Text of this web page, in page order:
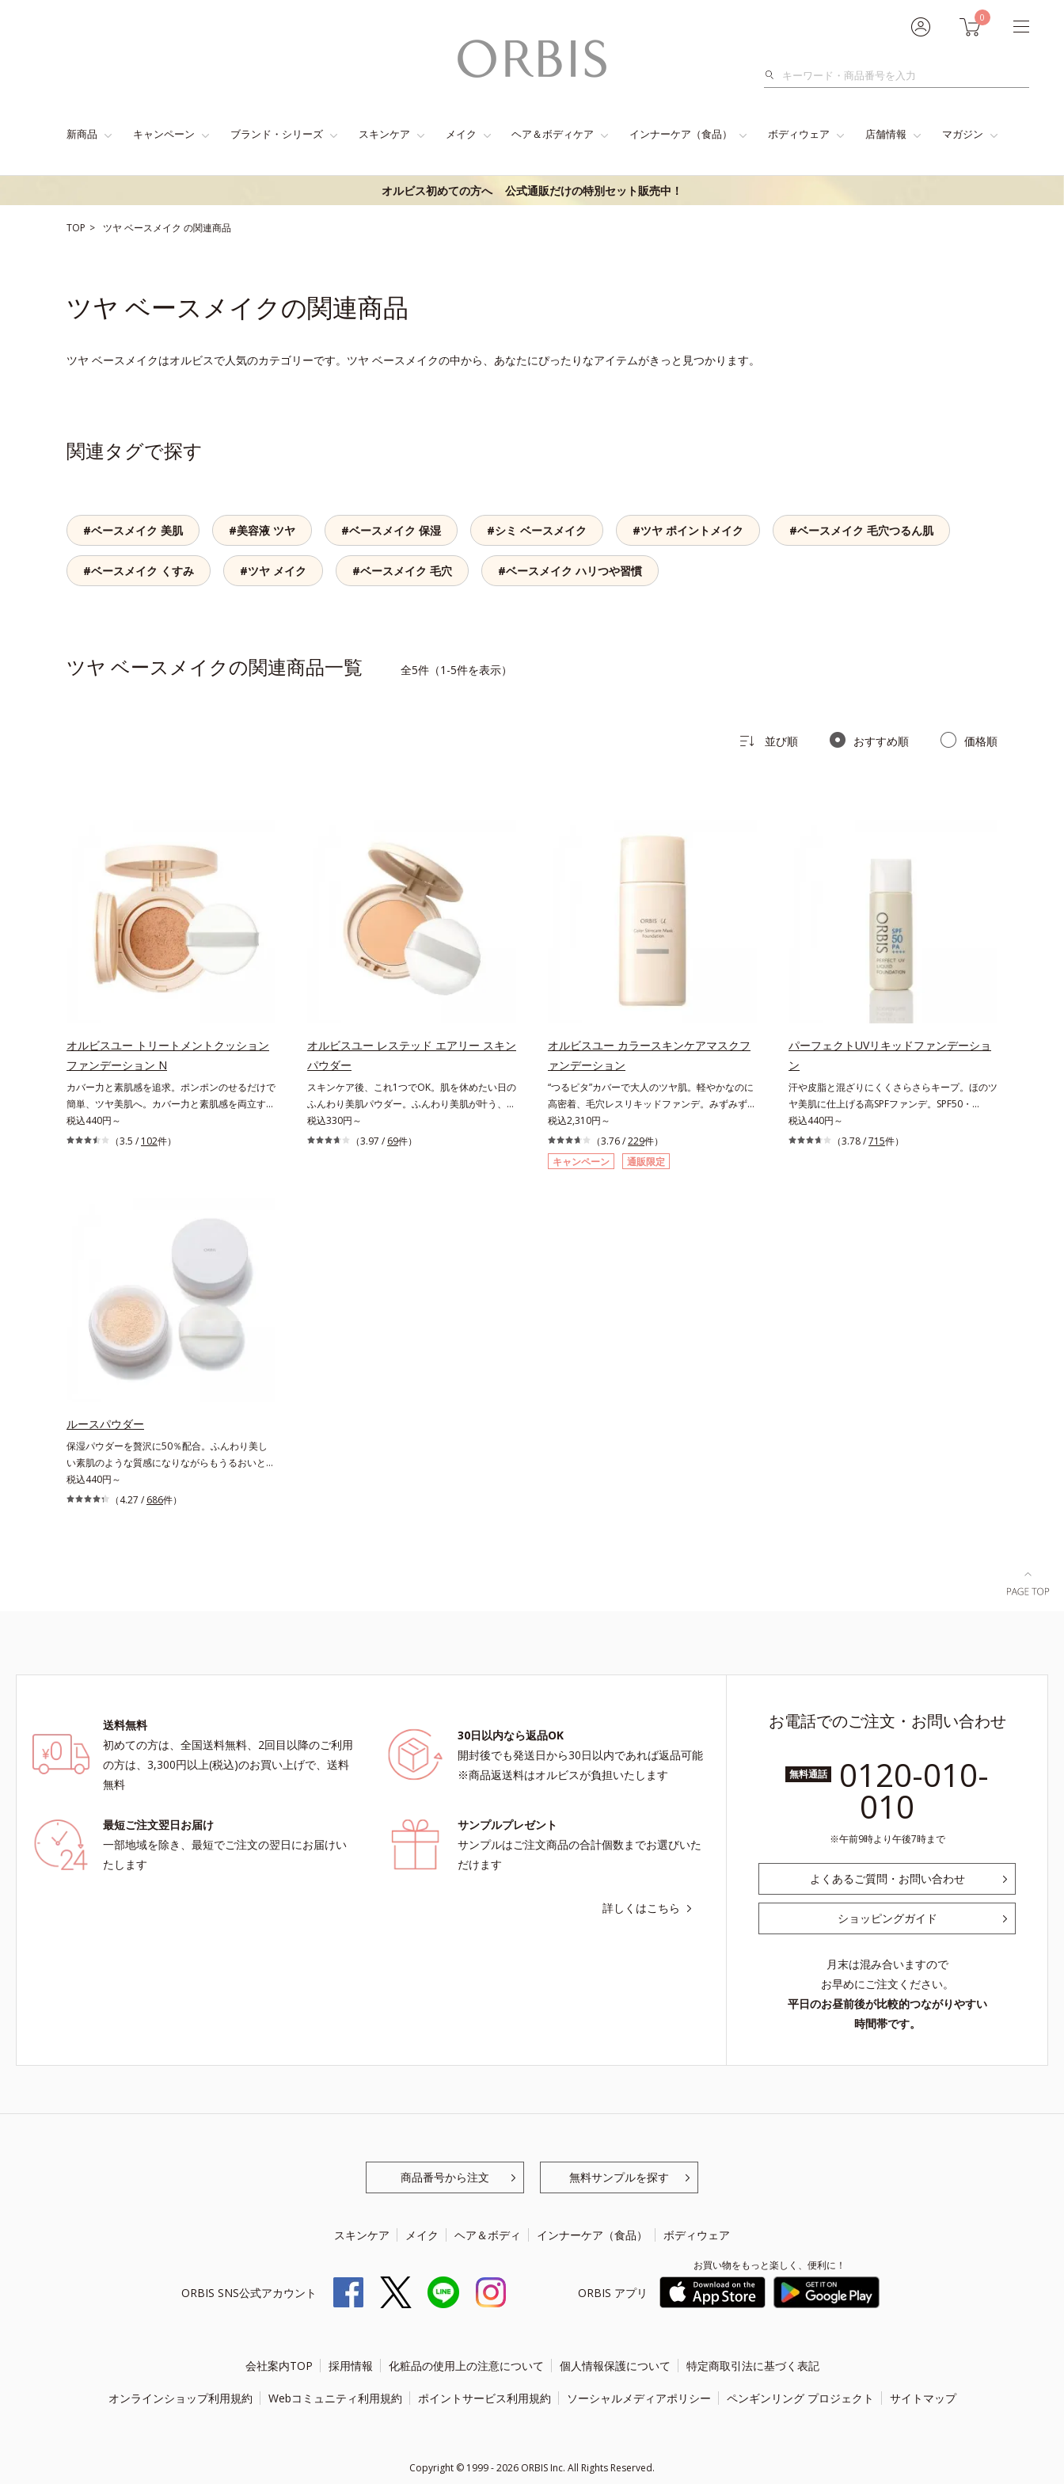
0
検
新商品 キャンペーン ブランド・シリーズ スキンケア メイク ヘア＆ボディケア インナーケア（食品） ボディウェア 店舗情報 マガジン
オルビス初めての方へ 公式通販だけの特別セット販売中！
TOP ツヤ ベースメイク の関連商品
ツヤ ベースメイクの関連商品
ツヤ ベースメイクはオルビスで人気のカテゴリーです。ツヤ ベースメイクの中から、あなたにぴったりなアイテムがきっと見つかります。
関連タグで探す
#ベースメイク 美肌 #美容液 ツヤ #ベースメイク 保湿 #シミ ベースメイク #ツヤ ポイントメイク #ベースメイク 毛穴つるん肌
#ベースメイク くすみ #ツヤ メイク #ベースメイク 毛穴 #ベースメイク ハリつや習慣
ツヤ ベースメイクの関連商品一覧 全5件（1-5件を表示）
並び順 おすすめ順 価格順
オルビスユー トリートメントクッション
ファンデーション N
カバー力と素肌感を追求。ポンポンのせるだけで
簡単、ツヤ美肌へ。カバー力と素肌感を両立す
る、簡単ツヤ美肌クッションファンデーションで
す。多方向へ光を拡散し、高いソフトフォーカス
凸、色ムラなどの大人の肌悩みをポンポンするだ
けで簡単にカバーし、まるで素肌そのものが美し
くなったような、うるツヤ美肌を演出します。*
ラウロイルリシン配合＝肌なじみを良くする仕上
がり向上粉体
税込440円～
（3.5 / 102件）
オルビスユー レステッド エアリー スキン
パウダー
スキンケア後、これ1つでOK。肌を休めたい日の
ふんわり美肌パウダー。ふんわり美肌が叶う、う
るおいパウダーです。3色の光を操るパウダーが
ツヤと透明感を演出。ソフトフォーカス効果で肌
税込330円～
（3.97 / 69件）
オルビスユー カラースキンケアマスクフ
ァンデーション
“つるピタ”カバーで大人のツヤ肌。軽やかなのに
高密着、毛穴レスリキッドファンデ。みずみずし
く、とけ込むように密着カバー毛穴レスでなめら
かな質感美へ導く、リキッドファンデーション
「カバーはしたいけど厚塗り感はイヤ」「素肌が
もともとキレイな人だと思われたい」そんなお客
税込2,310円～
（3.76 /229件）
キャンペーン
通販限定
パーフェクトUVリキッドファンデーショ
ン
汗や皮脂と混ざりにくくさらさらキープ。ほのツ
ヤ美肌に仕上げる高SPFファンデ。SPF50・
PA++++で紫外線を強力カットしながら、さらさ
ら美肌が10時間(*)続くリキッドファンデーショ
税込440円～
（3.78 /715件）
ルースパウダー
保湿パウダーを贅沢に50％配合。ふんわり美し
い素肌のような質感になりながらもうるおいとツ
ヤを叶えるフェイスパウダー。朝の仕上がりのク
オリティが全然違う！ まるで美しい素肌のよう
税込440円～
（4.27 / 686件）
送料無料
初めての方は、全国送料無料、2回目以降のご利用
の方は、3,300円以上(税込)のお買い上げで、送料
無料
30日以内なら返品OK
開封後でも発送日から30日以内であれば返品可能
※商品返送料はオルビスが負担いたします
最短ご注文翌日お届け
一部地域を除き、最短でご注文の翌日にお届けい
たします
サンプルプレゼント
サンプルはご注文商品の合計個数までお選びいた
だけます
詳しくはこちら
お電話でのご注文・お問い合わせ
無料通話 0120-010-
010
午前9時より午後7時まで
よくあるご質問・お問い合わせ
ショッピングガイド
月末は混み合いますので
お早めにご注文ください。
平日のお昼前後が比較的つながりやすい
時間帯です。
商品番号から注文 無料サンプルを探す
スキンケア メイク ヘア＆ボディ インナーケア（食品） ボディウェア
ORBIS SNS公式アカウント ORBIS アプリ
お買い物をもっと楽しく、便利に！
会社案内TOP 採用情報 化粧品の使用上の注意について 個人情報保護について 特定商取引法に基づく表記
オンラインショップ利用規約 Webコミュニティ利用規約 ポイントサービス利用規約 ソーシャルメディアポリシー ペンギンリング プロジェクト サイトマップ
Copyright © 1999 - 2026 ORBIS Inc. All Rights Reserved.